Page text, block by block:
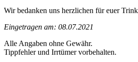
Wir bedanken uns herzlichen für euer
Eingetragen am: 08.07.2021
Alle Angaben ohne Gewähr.
Tippfehler und Irrtümer vorbehalten.